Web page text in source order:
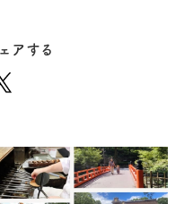
アする